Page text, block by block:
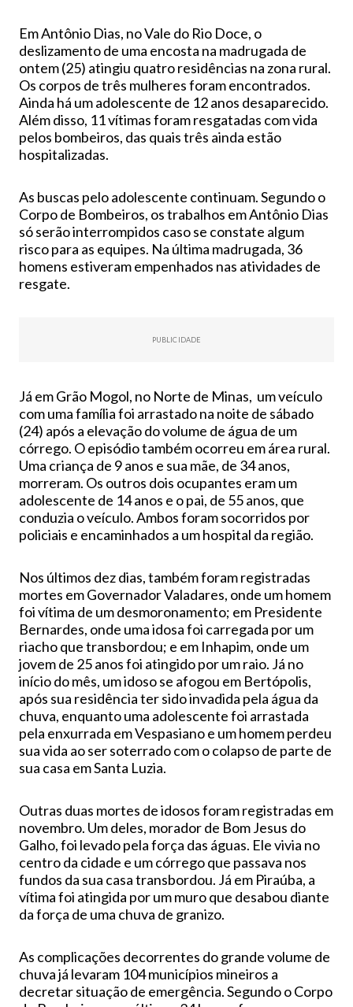
Em Antônio Dias, no Vale do Rio Doce, o
deslizamento de uma encosta na madrugada de
ontem (25) atingiu quatro residências na zona rural.
Os corpos de três mulheres foram encontrados.
Ainda há um adolescente de 12 anos desaparecido.
Além disso, 11 vítimas foram resgatadas com vida
pelos bombeiros, das quais três ainda estão
hospitalizadas.
As buscas pelo adolescente continuam. Segundo o
Corpo de Bombeiros, os trabalhos em Antônio Dias
só serão interrompidos caso se constate algum
risco para as equipes. Na última madrugada, 36
homens estiveram empenhados nas atividades de
resgate.
PUBLICIDADE
Já em Grão Mogol, no Norte de Minas, um veículo
com uma família foi arrastado na noite de sábado
(24) após a elevação do volume de água de um
córrego. O episódio também ocorreu em área rural.
Uma criança de 9 anos e sua mãe, de 34 anos,
morreram. Os outros dois ocupantes eram um
adolescente de 14 anos e o pai, de 55 anos, que
conduzia o veículo. Ambos foram socorridos por
policiais e encaminhados a um hospital da região.
Nos últimos dez dias, também foram registradas
mortes em Governador Valadares, onde um homem
foi vítima de um desmoronamento; em Presidente
Bernardes, onde uma idosa foi carregada por um
riacho que transbordou; e em Inhapim, onde um
jovem de 25 anos foi atingido por um raio. Já no
início do mês, um idoso se afogou em Bertópolis,
após sua residência ter sido invadida pela água da
chuva, enquanto uma adolescente foi arrastada
pela enxurrada em Vespasiano e um homem perdeu
sua vida ao ser soterrado com o colapso de parte de
sua casa em Santa Luzia.
Outras duas mortes de idosos foram registradas em
novembro. Um deles, morador de Bom Jesus do
Galho, foi levado pela força das águas. Ele vivia no
centro da cidade e um córrego que passava nos
fundos da sua casa transbordou. Já em Piraúba, a
vítima foi atingida por um muro que desabou diante
da força de uma chuva de granizo.
As complicações decorrentes do grande volume de
chuva já levaram 104 municípios mineiros a
decretar situação de emergência. Segundo o Corpo